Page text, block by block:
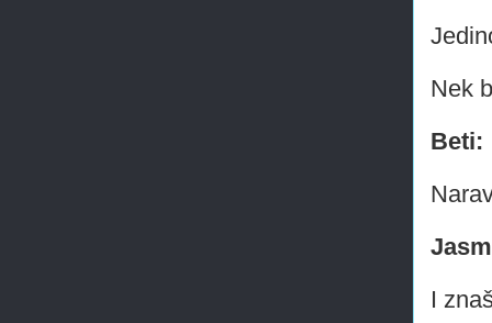
Nek
Beti:
I